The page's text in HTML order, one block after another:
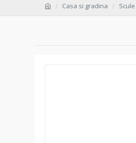
Casa si gradina